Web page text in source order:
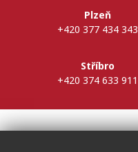
Plzeň
+420 377 434 343
Stříbro
+420 374 633 911